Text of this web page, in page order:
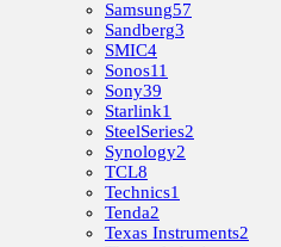
Samsung57
Sandberg3
SMIC4
Sonos11
Sony39
Starlink1
SteelSeries2
Synology2
TCL8
Technics1
Tenda2
Texas Instruments2